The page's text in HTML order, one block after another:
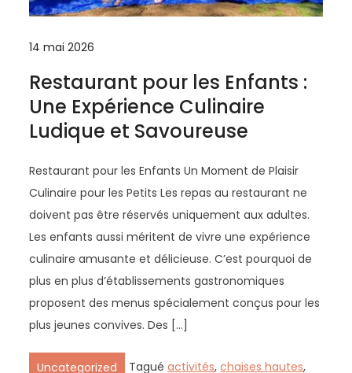
14 mai 2026
Restaurant pour les Enfants :
Une Expérience Culinaire
Ludique et Savoureuse
Restaurant pour les Enfants Un Moment de Plaisir
Culinaire pour les Petits Les repas au restaurant ne
doivent pas être réservés uniquement aux adultes.
Les enfants aussi méritent de vivre une expérience
culinaire amusante et délicieuse. C’est pourquoi de
plus en plus d’établissements gastronomiques
proposent des menus spécialement conçus pour les
plus jeunes convives. Des […]
Uncategorized Taguéactivités,chaises hautes,